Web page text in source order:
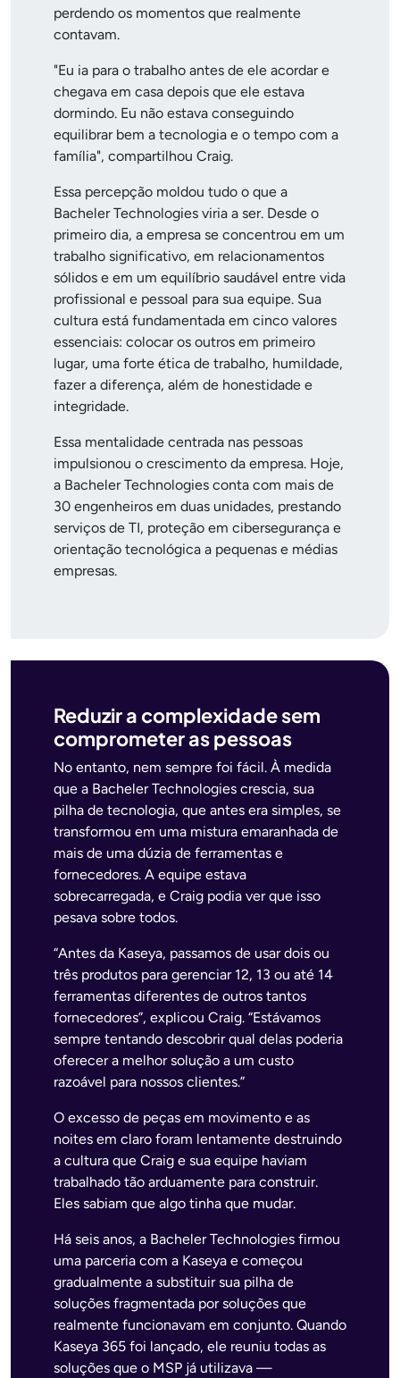
perdendo os momentos que realmente
contavam.
"Eu ia para o trabalho antes de ele acordar e
chegava em casa depois que ele estava
dormindo. Eu não estava conseguindo
equilibrar bem a tecnologia e o tempo com a
família", compartilhou Craig.
Essa percepção moldou tudo o que a
Bacheler Technologies viria a ser. Desde o
primeiro dia, a empresa se concentrou em um
trabalho significativo, em relacionamentos
sólidos e em um equilíbrio saudável entre vida
profissional e pessoal para sua equipe. Sua
cultura está fundamentada em cinco valores
essenciais: colocar os outros em primeiro
lugar, uma forte ética de trabalho, humildade,
fazer a diferença, além de honestidade e
integridade.
Essa mentalidade centrada nas pessoas
impulsionou o crescimento da empresa. Hoje,
a Bacheler Technologies conta com mais de
30 engenheiros em duas unidades, prestando
serviços de TI, proteção em cibersegurança e
orientação tecnológica a pequenas e médias
empresas.
Reduzir a complexidade sem
comprometer as pessoas
No entanto, nem sempre foi fácil. À medida
que a Bacheler Technologies crescia, sua
pilha de tecnologia, que antes era simples, se
transformou em uma mistura emaranhada de
mais de uma dúzia de ferramentas e
fornecedores. A equipe estava
sobrecarregada, e Craig podia ver que isso
pesava sobre todos.
“Antes da Kaseya, passamos de usar dois ou
três produtos para gerenciar 12, 13 ou até 14
ferramentas diferentes de outros tantos
fornecedores”, explicou Craig. “Estávamos
sempre tentando descobrir qual delas poderia
oferecer a melhor solução a um custo
razoável para nossos clientes.”
O excesso de peças em movimento e as
noites em claro foram lentamente destruindo
a cultura que Craig e sua equipe haviam
trabalhado tão arduamente para construir.
Eles sabiam que algo tinha que mudar.
Há seis anos, a Bacheler Technologies firmou
uma parceria com a Kaseya e começou
gradualmente a substituir sua pilha de
soluções fragmentada por soluções que
realmente funcionavam em conjunto. Quando
Kaseya 365 foi lançado, ele reuniu todas as
soluções que o MSP já utilizava —